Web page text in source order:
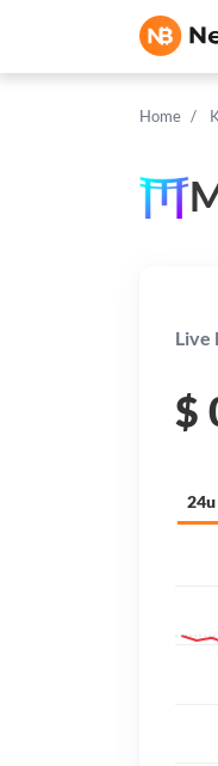
Home
Live
$
24u